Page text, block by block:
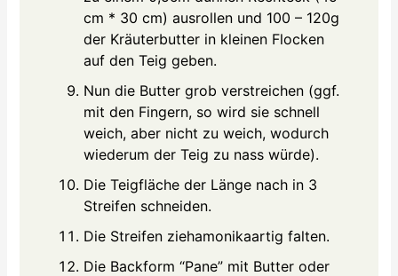
cm * 30 cm) ausrollen und 100 – 120g
der Kräuterbutter in kleinen Flocken
auf den Teig geben.
Nun die Butter grob verstreichen (ggf.
mit den Fingern, so wird sie schnell
weich, aber nicht zu weich, wodurch
wiederum der Teig zu nass würde).
Die Teigfläche der Länge nach in 3
Streifen schneiden.
Die Streifen ziehamonikaartig falten.
Die Backform “Pane” mit Butter oder